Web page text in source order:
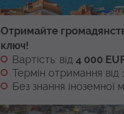
Отримайте
ключ!
Вартість: від 4 000
Термін отримання від
Без знання іноземної